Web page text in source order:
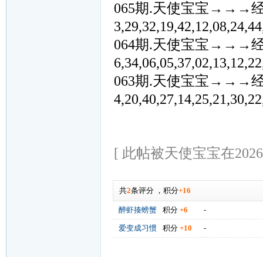
065期.天使宝宝→→→
064期.天使宝宝→→→
063期.天使宝宝→→→
[ 此帖被天使宝宝在
共2条评分， 积分+16
醉虾揍螃蟹 积分 +6 -
爱变成习惯 积分 +10 -